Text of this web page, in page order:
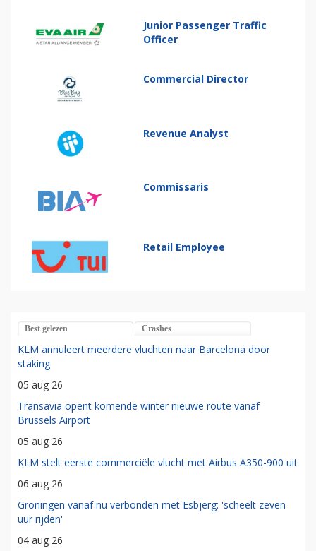
Junior Passenger Traffic
Officer
Commercial Director
Revenue Analyst
Commissaris
Retail Employee
Best gelezen Crashes
KLM annuleert meerdere vluchten naar Barcelona door
staking
05 aug 26
Transavia opent komende winter nieuwe route vanaf
Brussels Airport
05 aug 26
KLM stelt eerste commerciële vlucht met Airbus A350-900 uit
06 aug 26
Groningen vanaf nu verbonden met Esbjerg: 'scheelt zeven
uur rijden'
04 aug 26